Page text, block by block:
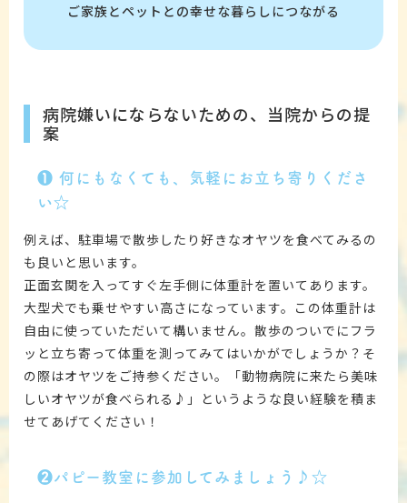
ご家族とペットとの幸せな暮らしにつながる
病院嫌いにならないための、当院からの提
案
❶ 何にもなくても、気軽にお立ち寄りくださ
い☆
例えば、駐車場で散歩したり好きなオヤツを食べてみるの
も良いと思います。
正面玄関を入ってすぐ左手側に体重計を置いてあります。
大型犬でも乗せやすい高さになっています。この体重計は
自由に使っていただいて構いません。散歩のついでにフラ
ッと立ち寄って体重を測ってみてはいかがでしょうか？そ
の際はオヤツをご持参ください。「動物病院に来たら美味
しいオヤツが食べられる♪」というような良い経験を積ま
せてあげてください！
❷パピー教室に参加してみましょう♪☆